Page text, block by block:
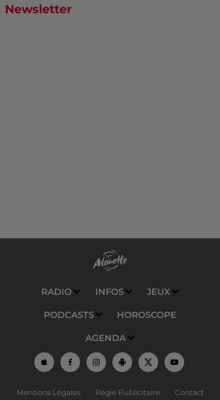
Newsletter
RADIO INFOS JEUX
PODCASTS HOROSCOPE
AGENDA
Mentions Légales Régie Publicitaire Contact